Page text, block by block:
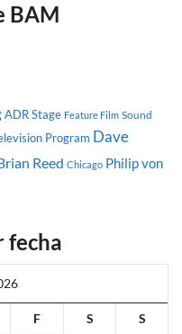
BAM
ADR Stage Feature Film Sound
Program Dave
Reed Chicago Philip von
fecha
F S S